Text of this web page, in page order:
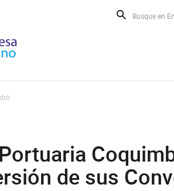
de sus